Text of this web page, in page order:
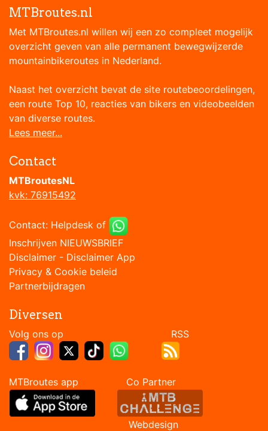
MTBroutes.nl
Met MTBroutes.nl willen wij een zo compleet mogelijk
overzicht geven van alle permanent bewegwijzerde
mountainbikeroutes in Nederland.
Naast het overzicht bevat de site routebeoordelingen,
een route Top 10, reacties van bikers en videobeelden
van diverse routes.
Lees meer...
Contact
MTBroutesNL
kvk: 76915492
Contact: Helpdesk of
Inschrijven NIEUWSBRIEF
Disclaimer - Disclaimer App
Privacy & Cookie beleid
Partnerbijdragen
Diversen
Volg ons op RSS
MTBroutes app Co Partner
Webdesign